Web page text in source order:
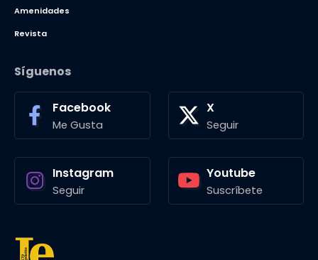
Amenidades
Revista
Síguenos
Facebook
Me Gusta
X
Seguir
Instagram
Seguir
Youtube
Suscríbete